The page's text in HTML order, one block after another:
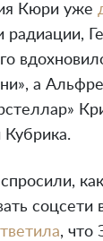
Кюри уже
радиации,
а
Кубрика.
соцсети
, что